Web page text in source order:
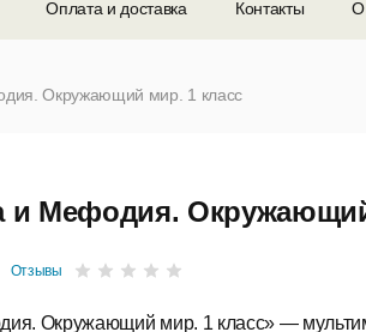
Оплата и доставка Контакты О
Окружающий мир. 1 класс
и Мефодия.
Отзывы
Окружающий мир. 1 класс» —